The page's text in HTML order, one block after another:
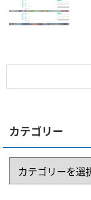
カテゴリー